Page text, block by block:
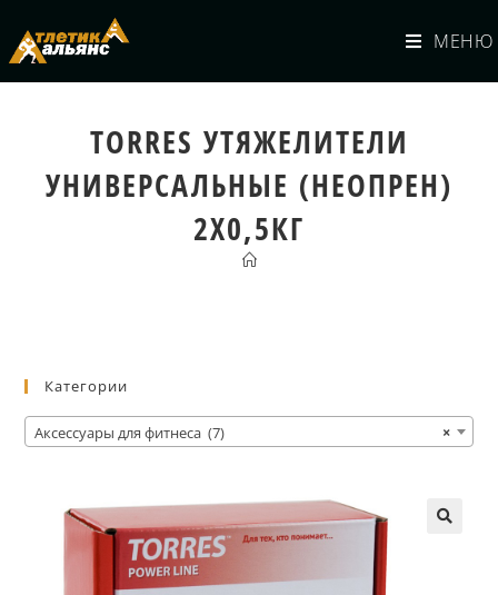
МЕНЮ
TORRES УТЯЖЕЛИТЕЛИ
УНИВЕРСАЛЬНЫЕ (НЕОПРЕН)
2Х0,5КГ
Категории
×
Аксессуары для фитнеса (7)